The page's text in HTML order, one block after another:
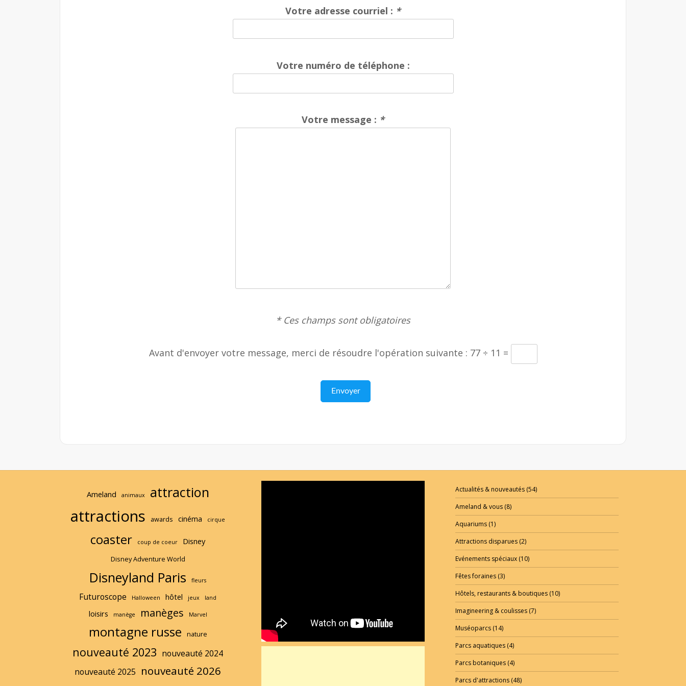
Votre adresse courriel : *
Votre numéro de téléphone :
Votre message : *
* Ces champs sont obligatoires
Avant d'envoyer votre message, merci de résoudre l'opération suivante : 77 ÷ 11 =
Ameland animaux attraction
attractions awards cinéma cirque
coaster coup de coeur Disney
Disney Adventure World
Disneyland Paris fleurs
Futuroscope Halloween hôtel jeux land
loisirs manège manèges Marvel
montagne russe nature
nouveauté 2023 nouveauté 2024
nouveauté 2025 nouveauté 2026
Actualités & nouveautés (54)
Ameland & vous (8)
Aquariums (1)
Attractions disparues (2)
Evénements spéciaux (10)
Fêtes foraines (3)
Hôtels, restaurants & boutiques (10)
Imagineering & coulisses (7)
Muséoparcs (14)
Parcs aquatiques (4)
Parcs botaniques (4)
Parcs d'attractions (48)